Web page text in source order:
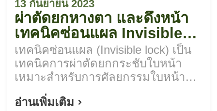
13 กันยายน 2023
ผ่าตัดยกหางตา และดึงหน้า
เทคนิคซ่อนแผล Invisible
lock
เทคนิคซ่อนแผล (Invisible lock) เป็น
เทคนิคการผ่าตัดยกกระชับใบหน้า
เหมาะสำหรับการศัลยกรรมใบหน้า
ส่วนบน เช่น ผ่าตัดยกหางตา (Foxy
Eyes) ฯลฯ
อ่านเพิ่มเติม